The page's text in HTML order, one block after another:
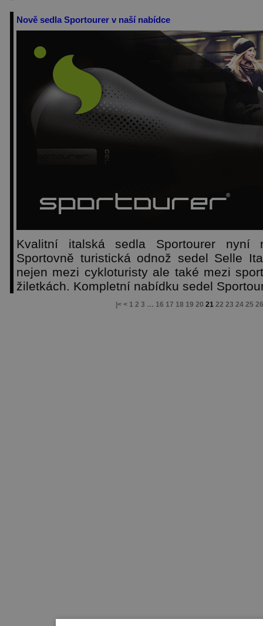
Nově sedla Sportourer v naší nabídce
Kvalitní italská sedla Sportourer nyní
Sportovně turistická odnož sedel Selle
nejen mezi cykloturisty ale také mezi
žiletkách. Kompletní nabídku sedel
|< < 1 2 3 … 16 17 18 19 20 21 22 23 24 25 26